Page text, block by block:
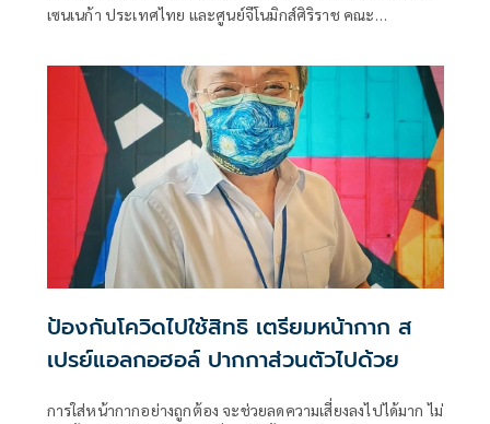
เซนเนก้า ประเทศไทย และศูนย์จีโนมิกส์ศิริราช คณะ
ป้องกันโควิดไปใช้สิทธิ เตรียมหน้ากาก ส
เปรย์แอลกอฮอล์ ปากกาส่วนตัวไปด้วย
การใส่หน้ากากอย่างถูกต้อง จะช่วยลดความเสี่ยงลงไปได้มาก ไม่